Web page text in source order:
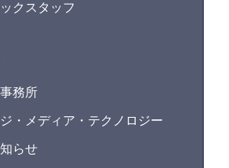
クスタッフ
務所
・メディア・テクノロジー
らせ